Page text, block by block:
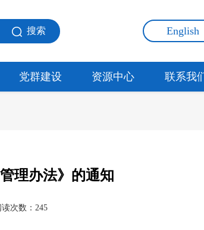
搜索 English
党群建设 资源中心 联系我
理办法》的通知
读次数： 245